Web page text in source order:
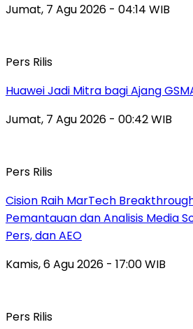
Jumat, 7 Agu 2026 - 04:14 WIB
Pers Rilis
Huawei Jadi Mitra bagi Ajang
Jumat, 7 Agu 2026 - 00:42 WIB
Pers Rilis
Cision Raih MarTech
Pemantauan dan Analisis Media
Pers, dan AEO
Kamis, 6 Agu 2026 - 17:00 WIB
Pers Rilis